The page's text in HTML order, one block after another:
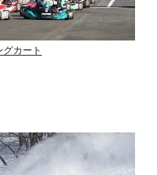
グカート